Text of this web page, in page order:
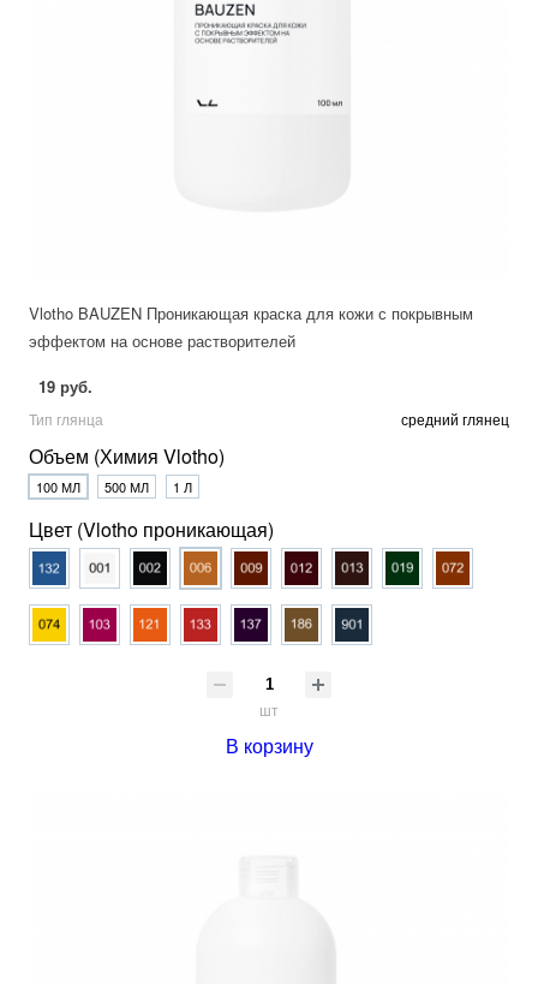
Vlotho BAUZEN Проникающая краска для кожи с покрывным
эффектом на основе растворителей
19 руб.
Тип глянца средний глянец
Объем (Химия Vlotho)
100 МЛ 500 МЛ 1 Л
Цвет (Vlotho проникающая)
шт
В корзину